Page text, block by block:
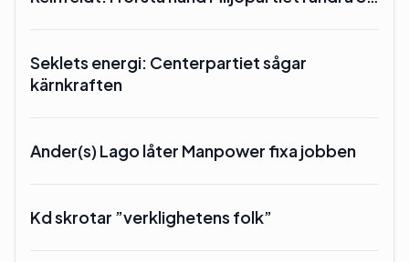
Seklets energi: Centerpartiet sågar
kärnkraften
Ander(s) Lago låter Manpower fixa jobben
Kd skrotar ”verklighetens folk”